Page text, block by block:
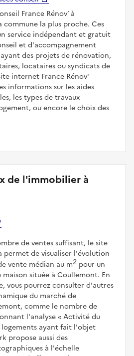
France Rénov’ à
la plus proche. Ces
service indépendant et gratuit
et d'accompagnement
des projets de rénovation,
locataires ou syndicats de
internet France Rénov'
informations sur les aides
les types de travaux
ou encore le choix des
de l'immobilier à
de ventes suffisant, le site
permet de visualiser l'évolution
vente médian au m2 pour un
située à Coullemont. En
vous pourrez consulter d'autres
du marché de
comme le nombre de
l'analyse
Activité du
ayant fait l'objet
propose aussi des
à l'échelle